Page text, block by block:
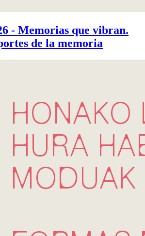
- Memorias que vibran.
de la memoria